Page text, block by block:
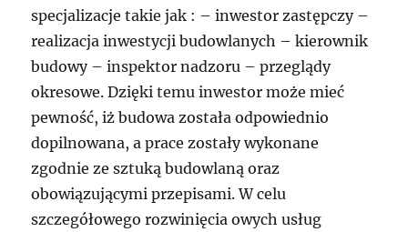
specjalizacje takie jak : – inwestor zastępczy –
realizacja inwestycji budowlanych – kierownik
budowy – inspektor nadzoru – przeglądy
okresowe. Dzięki temu inwestor może mieć
pewność, iż budowa została odpowiednio
dopilnowana, a prace zostały wykonane
zgodnie ze sztuką budowlaną oraz
obowiązującymi przepisami. W celu
szczegółowego rozwinięcia owych usług